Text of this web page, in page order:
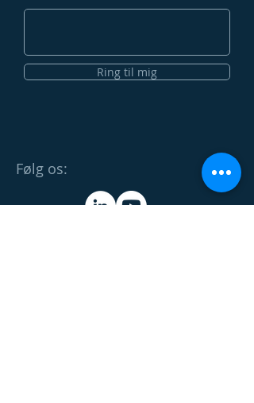
Ring til mig
Følg os: